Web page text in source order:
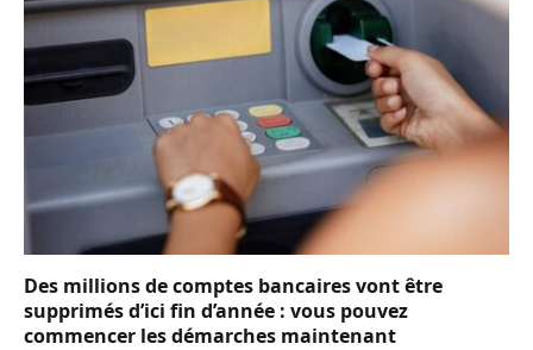
Des millions de comptes bancaires vont être
supprimés d’ici fin d’année : vous pouvez
commencer les démarches maintenant